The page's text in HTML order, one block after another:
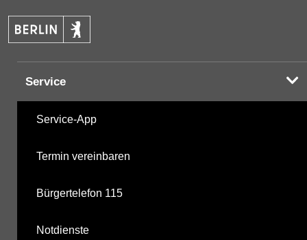
Service
Service-App
Termin vereinbaren
Bürgertelefon 115
Notdienste